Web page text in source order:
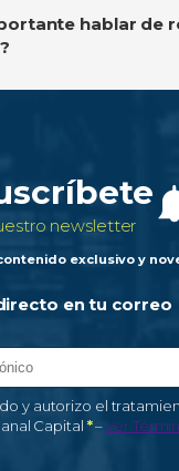
hablar de
newsletter
exclusivo y
en tu correo
de datos
y autorizo el
Capital *–Campo
Ver